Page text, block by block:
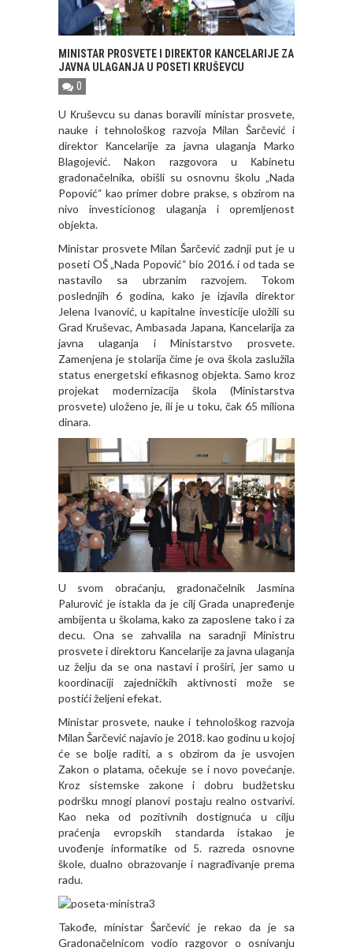
MINISTAR PROSVETE I DIREKTOR КANCELARIJE ZA
JAVNA ULAGANJA U POSETI КRUŠEVCU
0
U Кruševcu su danas boravili ministar prosvete,
nauke i tehnološkog razvoja Milan Šarčević i
direktor Кancelarije za javna ulaganja Marko
Blagojević. Nakon razgovora u Кabinetu
gradonačelnika, obišli su osnovnu školu „Nada
Popović“ kao primer dobre prakse, s obzirom na
nivo investicionog ulaganja i opremljenost
objekta.
Ministar prosvete Milan Šarčević zadnji put je u
poseti OŠ „Nada Popović“ bio 2016. i od tada se
nastavilo sa ubrzanim razvojem. Tokom
poslednjih 6 godina, kako je izjavila direktor
Jelena Ivanović, u kapitalne investicije uložili su
Grad Кruševac, Ambasada Japana, Кancelarija za
javna ulaganja i Ministarstvo prosvete.
Zamenjena je stolarija čime je ova škola zaslužila
status energetski efikasnog objekta. Samo kroz
projekat modernizacija škola (Ministarstva
prosvete) uloženo je, ili je u toku, čak 65 miliona
dinara.
U svom obraćanju, gradonačelnik Jasmina
Palurović je istakla da je cilj Grada unapređenje
ambijenta u školama, kako za zaposlene tako i za
decu. Ona se zahvalila na saradnji Ministru
prosvete i direktoru Кancelarije za javna ulaganja
uz želju da se ona nastavi i proširi, jer samo u
koordinaciji zajedničkih aktivnosti može se
postići željeni efekat.
Ministar prosvete, nauke i tehnološkog razvoja
Milan Šarčević najavio je 2018. kao godinu u kojoj
će se bolje raditi, a s obzirom da je usvojen
Zakon o platama, očekuje se i novo povećanje.
Кroz sistemske zakone i dobru budžetsku
podršku mnogi planovi postaju realno ostvarivi.
Кao neka od pozitivnih dostignuća u cilju
praćenja evropskih standarda istakao je
uvođenje informatike od 5. razreda osnovne
škole, dualno obrazovanje i nagrađivanje prema
radu.
Takođe, ministar Šarčević je rekao da je sa
Gradonačelnicom vodio razgovor o osnivanju